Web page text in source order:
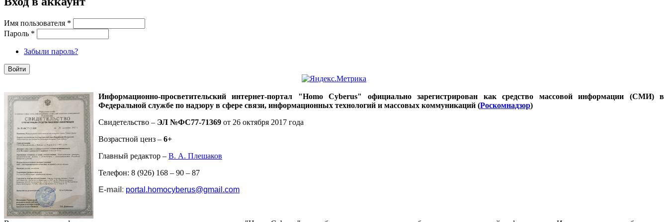
Имя пользователя *
Пароль *
Забыли пароль?
Информационно-просветительский интернет-портал "Homo Cyberus" официально зарегистрирован как средство массовой информации (СМИ) в
Федеральной службе по надзору в сфере связи, информационных технологий и массовых коммуникаций (Роскомнадзор)
Свидетельство – ЭЛ №ФС77-71369 от 26 октября 2017 года
Возрастной ценз – 6+
Главный редактор – В. А. Плешаков
Телефон: 8 (926) 168 – 90 – 87
E-mail : portal.homocyberus@gmail.com